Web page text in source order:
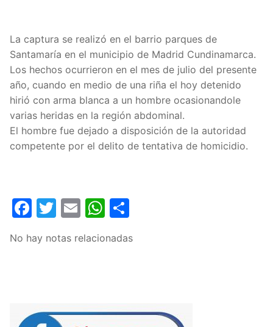
La captura se realizó en el barrio parques de
Santamaría en el municipio de Madrid Cundinamarca.
Los hechos ocurrieron en el mes de julio del presente
año, cuando en medio de una riña el hoy detenido
hirió con arma blanca a un hombre ocasionandole
varias heridas en la región abdominal.
El hombre fue dejado a disposición de la autoridad
competente por el delito de tentativa de homicidio.
Facebook
Twitter
EmailWhatsApp
No hay notas relacionadas